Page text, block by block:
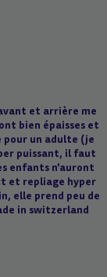
et arrière me
bien épaisses et
pour un adulte (je
puissant, il faut
enfants n'auront
et repliage hyper
elle prend peu de
in switzerland